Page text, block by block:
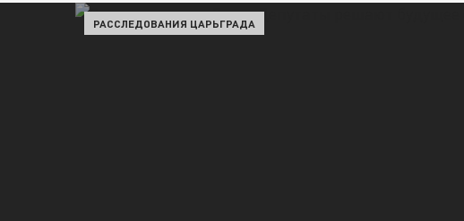
РАССЛЕДОВАНИЯ ЦАРЬГРАДА